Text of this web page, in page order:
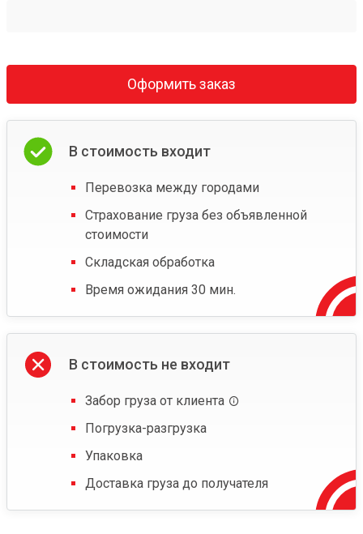
Оформить заказ
В стоимость входит
Перевозка между городами
Страхование груза без объявленной
стоимости
Складская обработка
Время ожидания 30 мин.
В стоимость не входит
Забор груза от клиента
Погрузка-разгрузка
Упаковка
Доставка груза до получателя